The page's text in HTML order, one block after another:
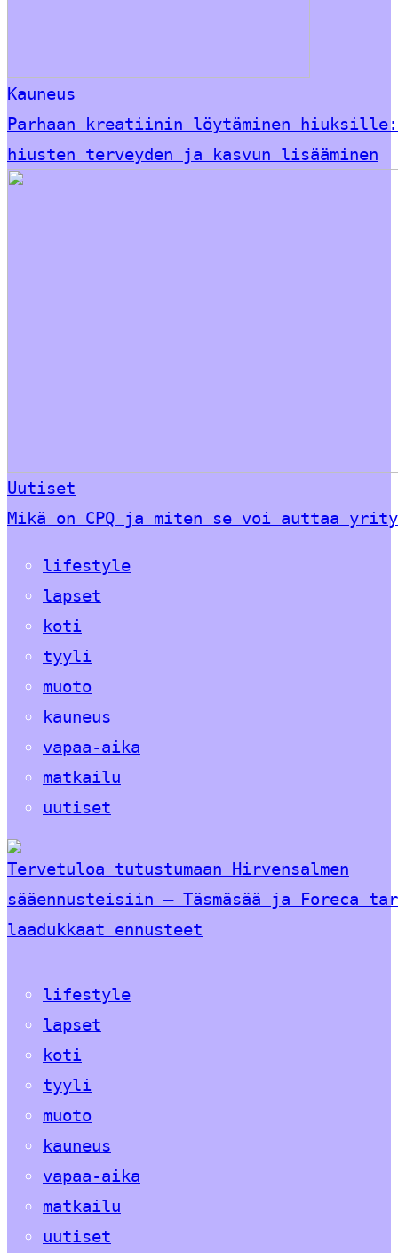
Kauneus
Parhaan kreatiinin löytäminen hiuksille:
hiusten terveyden ja kasvun lisääminen
Uutiset
Mikä on CPQ ja miten se voi auttaa
lifestyle
lapset
koti
tyyli
muoto
kauneus
vapaa-aika
matkailu
uutiset
Tervetuloa tutustumaan Hirvensalmen
sääennusteisiin – Täsmäsää ja Foreca
laadukkaat ennusteet
lifestyle
lapset
koti
tyyli
muoto
kauneus
vapaa-aika
matkailu
uutiset